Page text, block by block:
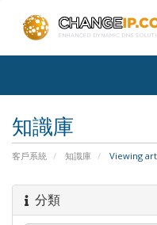
知識庫
客戶系統 知識庫 Viewing
分類